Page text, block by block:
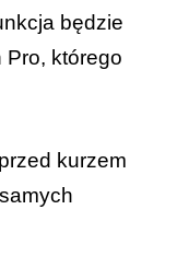
będzie
Pro, którego
kurzem